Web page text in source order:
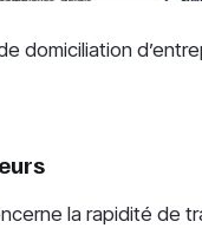
domiciliation
la rapidité de